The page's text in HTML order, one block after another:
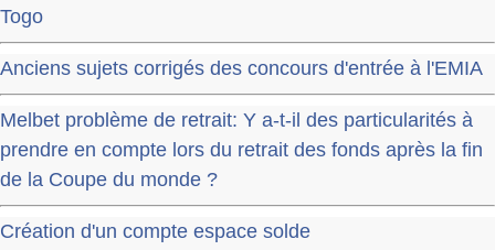
Togo
Anciens sujets corrigés des concours d'entrée à l'EMIA
Melbet problème de retrait: Y a-t-il des particularités à
prendre en compte lors du retrait des fonds après la fin
de la Coupe du monde ?
Création d'un compte espace solde